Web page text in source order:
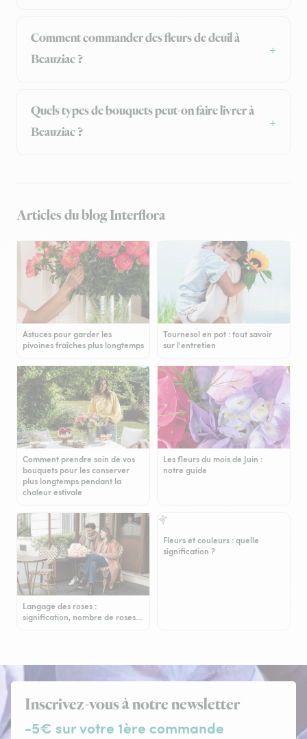
Comment commander des fleurs de deuil à
Beauziac ?
Quels types de bouquets peut-on faire livrer à
Beauziac ?
Articles du blog Interflora
Astuces pour garder les
pivoines fraîches plus longtemps
Tournesol en pot : tout savoir
sur l'entretien
Comment prendre soin de vos
bouquets pour les conserver
plus longtemps pendant la
chaleur estivale
Les fleurs du mois de Juin :
notre guide
Langage des roses :
signification, nombre de roses…
Fleurs et couleurs : quelle
signification ?
Inscrivez-vous à notre newsletter
-5€ sur votre 1ère commande